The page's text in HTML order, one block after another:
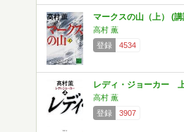
マークスの山（上） (
高村 薫
登録
4534
レディ・ジョーカー
高村 薫
登録
3907